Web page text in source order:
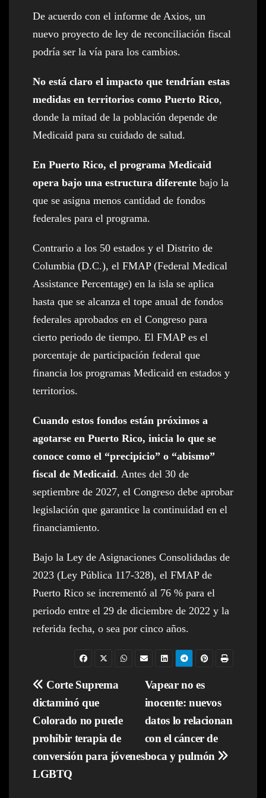
De acuerdo con el informe de Axios, un
nuevo proyecto de ley de reconciliación fiscal
podría ser la vía para los cambios.
No está claro el impacto que tendrían estas
medidas en territorios como Puerto Rico,
donde la mitad de la población depende de
Medicaid para su cuidado de salud.
En Puerto Rico, el programa Medicaid
opera bajo una estructura diferente bajo la
que se asigna menos cantidad de fondos
federales para el programa.
Contrario a los 50 estados y el Distrito de
Columbia (D.C.), el FMAP (Federal Medical
Assistance Percentage) en la isla se aplica
hasta que se alcanza el tope anual de fondos
federales aprobados en el Congreso para
cierto periodo de tiempo. El FMAP es el
porcentaje de participación federal que
financia los programas Medicaid en estados y
territorios.
Cuando estos fondos están próximos a
agotarse en Puerto Rico, inicia lo que se
conoce como el “precipicio” o “abismo”
fiscal de Medicaid. Antes del 30 de
septiembre de 2027, el Congreso debe aprobar
legislación que garantice la continuidad en el
financiamiento.
Bajo la Ley de Asignaciones Consolidadas de
2023 (Ley Pública 117-328), el FMAP de
Puerto Rico se incrementó al 76 % para el
periodo entre el 29 de diciembre de 2022 y la
referida fecha, o sea por cinco años.
Navegación
de
entradas
Vapear no es
inocente: nuevos
datos lo relacionan
con el cáncer de
boca y pulmón
Corte Suprema
dictaminó que
Colorado no puede
prohibir terapia de
conversión para jóvenes
LGBTQ